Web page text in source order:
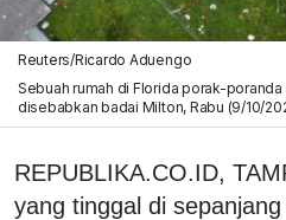
Reuters/Ricardo Aduengo
Sebuah rumah di Florida porak-
disebabkan badai Milton, Rabu (9/10/
REPUBLIKA.CO.ID,
yang tinggal di